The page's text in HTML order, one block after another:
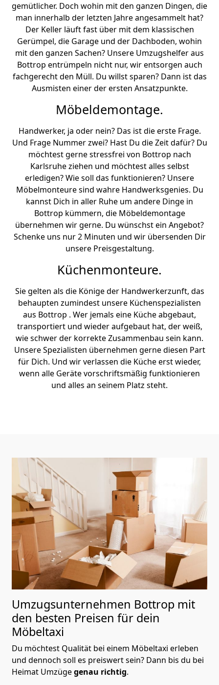
gemütlicher. Doch wohin mit den ganzen Dingen, die
man innerhalb der letzten Jahre angesammelt hat?
Der Keller läuft fast über mit dem klassischen
Gerümpel, die Garage und der Dachboden, wohin
mit den ganzen Sachen? Unsere Umzugshelfer aus
Bottrop entrümpeln nicht nur, wir entsorgen auch
fachgerecht den Müll. Du willst sparen? Dann ist das
Ausmisten einer der ersten Ansatzpunkte.
Möbeldemontage.
Handwerker, ja oder nein? Das ist die erste Frage.
Und Frage Nummer zwei? Hast Du die Zeit dafür? Du
möchtest gerne stressfrei von Bottrop nach
Karlsruhe ziehen und möchtest alles selbst
erledigen? Wie soll das funktionieren? Unsere
Möbelmonteure sind wahre Handwerksgenies. Du
kannst Dich in aller Ruhe um andere Dinge in
Bottrop kümmern, die Möbeldemontage
übernehmen wir gerne. Du wünschst ein Angebot?
Schenke uns nur 2 Minuten und wir übersenden Dir
unsere Preisgestaltung.
Küchenmonteure.
Sie gelten als die Könige der Handwerkerzunft, das
behaupten zumindest unsere Küchenspezialisten
aus Bottrop . Wer jemals eine Küche abgebaut,
transportiert und wieder aufgebaut hat, der weiß,
wie schwer der korrekte Zusammenbau sein kann.
Unsere Spezialisten übernehmen gerne diesen Part
für Dich. Und wir verlassen die Küche erst wieder,
wenn alle Geräte vorschriftsmäßig funktionieren
und alles an seinem Platz steht.
Umzugsunternehmen Bottrop mit
den besten Preisen für dein
Möbeltaxi
Du möchtest Qualität bei einem Möbeltaxi erleben
und dennoch soll es preiswert sein? Dann bis du bei
Heimat Umzügegenau richtig.